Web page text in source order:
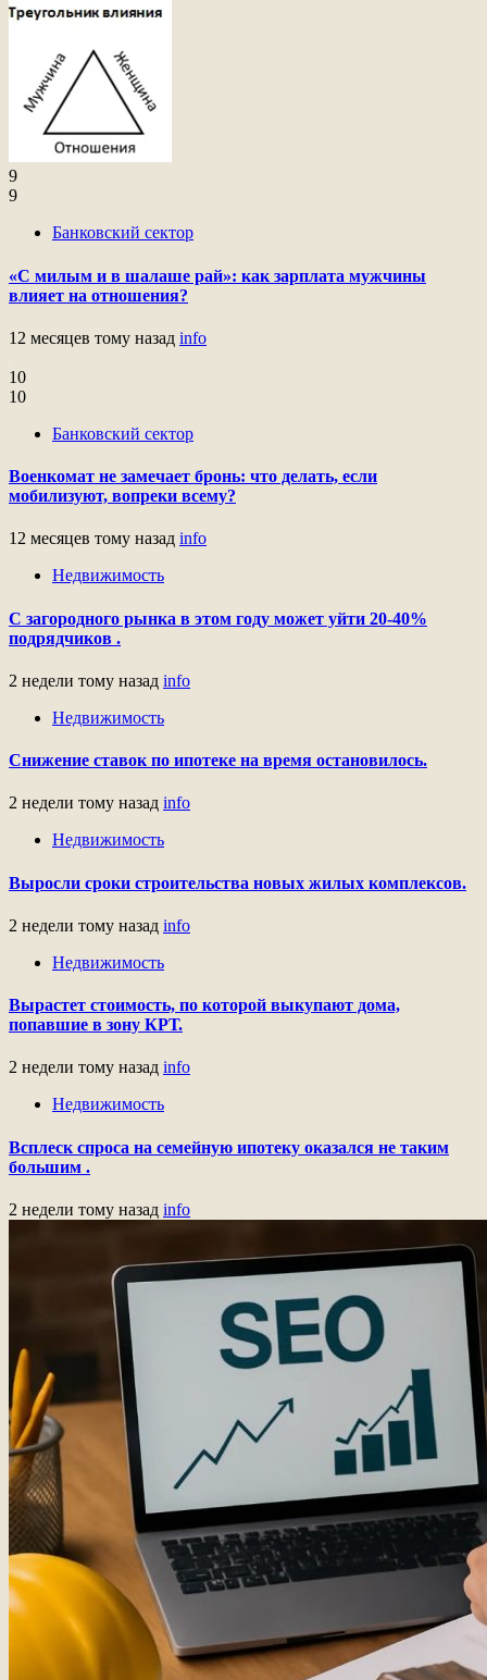
9
9
Банковский сектор
«С милым и в шалаше рай»: как зарплата мужчины
влияет на отношения?
12 месяцев тому назад info
10
10
Банковский сектор
Военкомат не замечает бронь: что делать, если
мобилизуют, вопреки всему?
12 месяцев тому назад info
Недвижимость
С загородного рынка в этом году может уйти 20-40%
подрядчиков .
2 недели тому назад info
Недвижимость
Снижение ставок по ипотеке на время остановилось.
2 недели тому назад info
Недвижимость
Выросли сроки строительства новых жилых комплексов.
2 недели тому назад info
Недвижимость
Вырастет стоимость, по которой выкупают дома,
попавшие в зону КРТ.
2 недели тому назад info
Недвижимость
Всплеск спроса на семейную ипотеку оказался не таким
большим .
2 недели тому назад info